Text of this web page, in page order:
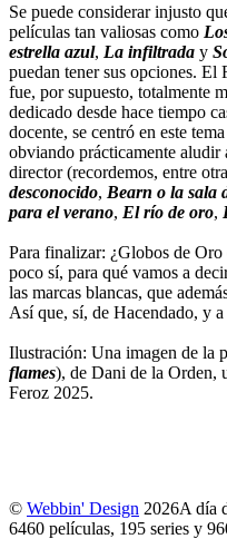
Se puede considerar injusto
películas tan valiosas como
estrella azul, La infiltrada y
puedan tener sus opciones. El
fue, por supuesto, totalmente
dedicado desde hace tiempo
docente, se centró en este
obviando prácticamente aludir
director (recordemos, entre
desconocido, Bearn o la sala
para el verano, El río de oro,
Para finalizar: ¿Globos de Oro
poco sí, para qué vamos a
las marcas blancas, que
Así que, sí, de Hacendado, y
Ilustración: Una imagen de la
flames), de Dani de la Orden,
Feroz 2025.
© Webbin' Design 2026A día
6460 películas, 195 series y